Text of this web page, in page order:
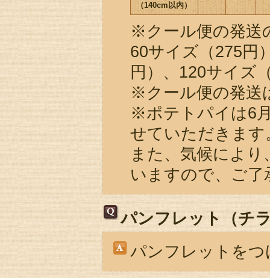
（140cm以内）
※クール便の発送
60サイズ（275円
円）、120サイズ
※クール便の発送
※ポテトパイは6
せていただきます
また、気候によ
いますので、ご了
パンフレット（チ
パンフレットを